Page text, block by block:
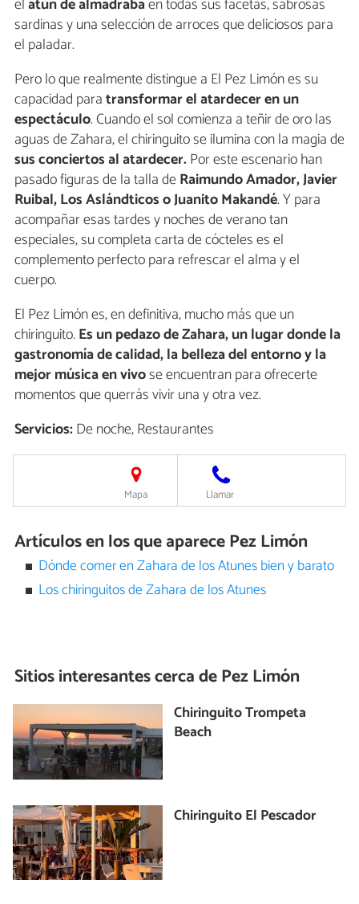
sardinas y una selección de arroces que deliciosos para
el paladar.
Pero lo que realmente distingue a El Pez Limón es su
capacidad paratransformar el atardecer en un
espectáculo. Cuando el sol comienza a teñir de oro las
aguas de Zahara, el chiringuito se ilumina con la magia de
sus conciertos al atardecer.Por este escenario han
pasado figuras de la talla deRaimundo Amador, Javier
Ruibal, Los Aslándticos o Juanito Makandé. Y para
acompañar esas tardes y noches de verano tan
especiales, su completa carta de cócteles es el
complemento perfecto para refrescar el alma y el
cuerpo.
El Pez Limón es, en definitiva, mucho más que un
chiringuito. Es un pedazo de Zahara, un lugar donde la
gastronomía de calidad, la belleza del entorno y la
mejor música en vivose encuentran para ofrecerte
momentos que querrás vivir una y otra vez.
Servicios:De noche, Restaurantes
Mapa Llamar
Artículos en los que aparece Pez Limón
Dónde comer en Zahara de los Atunes bien y barato
Los chiringuitos de Zahara de los Atunes
Sitios interesantes cerca dePez Limón
Chiringuito Trompeta
Beach
Chiringuito El Pescador